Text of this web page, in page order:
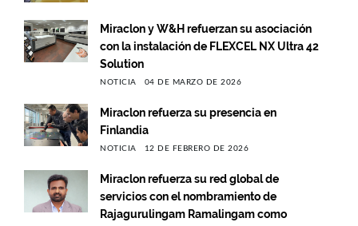
Miraclon y W&H refuerzan su asociación
con la instalación de FLEXCEL NX Ultra 42
Solution
NOTICIA 04 DE MARZO DE 2026
Miraclon refuerza su presencia en
Finlandia
NOTICIA 12 DE FEBRERO DE 2026
Miraclon refuerza su red global de
servicios con el nombramiento de
Rajagurulingam Ramalingam como